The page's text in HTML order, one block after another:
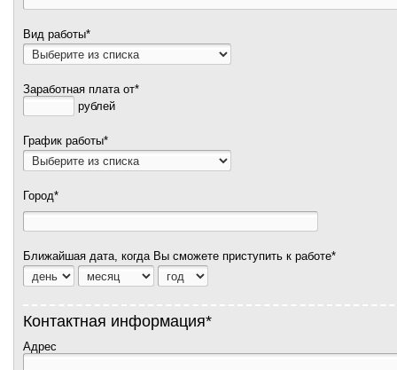
Вид работы*
Заработная плата от*
рублей
График работы*
Город*
Ближайшая дата, когда Вы сможете приступить к работе*
Контактная информация*
Адрес